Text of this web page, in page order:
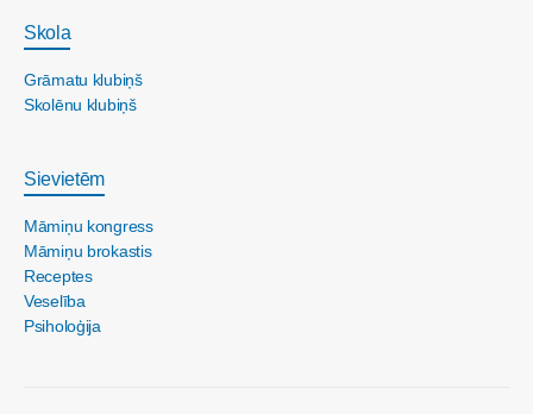
Skola
Grāmatu klubiņš
Skolēnu klubiņš
Sievietēm
Māmiņu kongress
Māmiņu brokastis
Receptes
Veselība
Psiholoģija